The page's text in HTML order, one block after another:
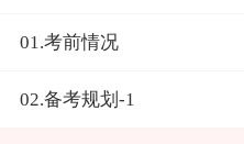
01.考前情况
02.备考规划-1